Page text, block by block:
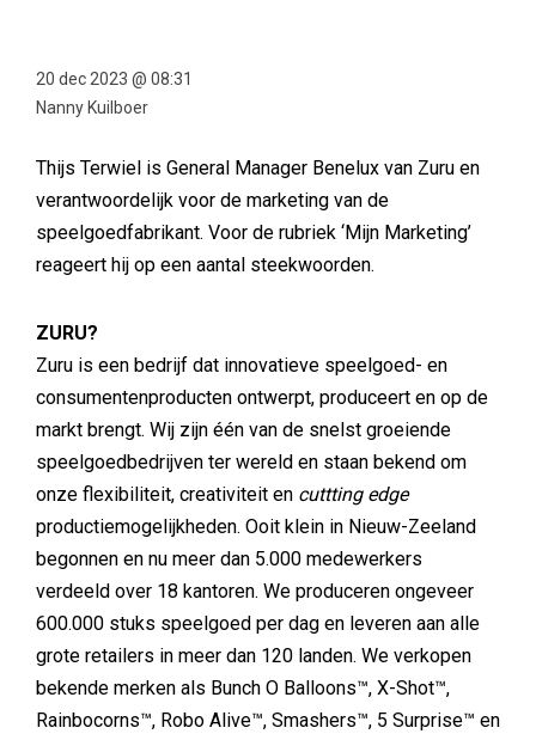
20 dec 2023 @ 08:31
Nanny Kuilboer
Thijs Terwiel is General Manager Benelux van Zuru en
verantwoordelijk voor de marketing van de
speelgoedfabrikant. Voor de rubriek ‘Mijn Marketing’
reageert hij op een aantal steekwoorden.
ZURU?
Zuru is een bedrijf dat innovatieve speelgoed- en
consumentenproducten ontwerpt, produceert en op de
markt brengt. Wij zijn één van de snelst groeiende
speelgoedbedrijven ter wereld en staan bekend om
onze flexibiliteit, creativiteit en cuttting edge
productiemogelijkheden. Ooit klein in Nieuw-Zeeland
begonnen en nu meer dan 5.000 medewerkers
verdeeld over 18 kantoren. We produceren ongeveer
600.000 stuks speelgoed per dag en leveren aan alle
grote retailers in meer dan 120 landen. We verkopen
bekende merken als Bunch O Balloons™, X-Shot™,
Rainbocorns™, Robo Alive™, Smashers™, 5 Surprise™ en